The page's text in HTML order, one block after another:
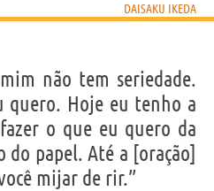
DAISAKU IKEDA
não tem seriedade.
quero. Hoje eu tenho a
o que eu quero da
do papel. Até a [oração]
mijar de rir.”